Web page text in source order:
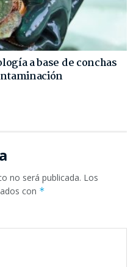
a base de conchas
no será publicada. Los
con *